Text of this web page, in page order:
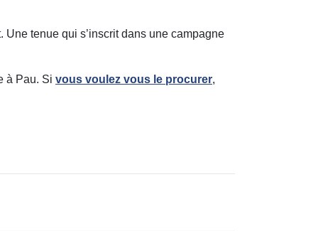
tenue qui s’inscrit dans une campagne
à Pau. Si vous voulez vous le procurer,